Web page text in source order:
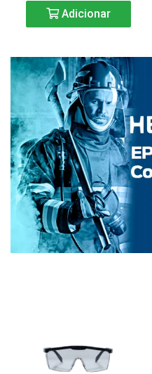
Adicionar